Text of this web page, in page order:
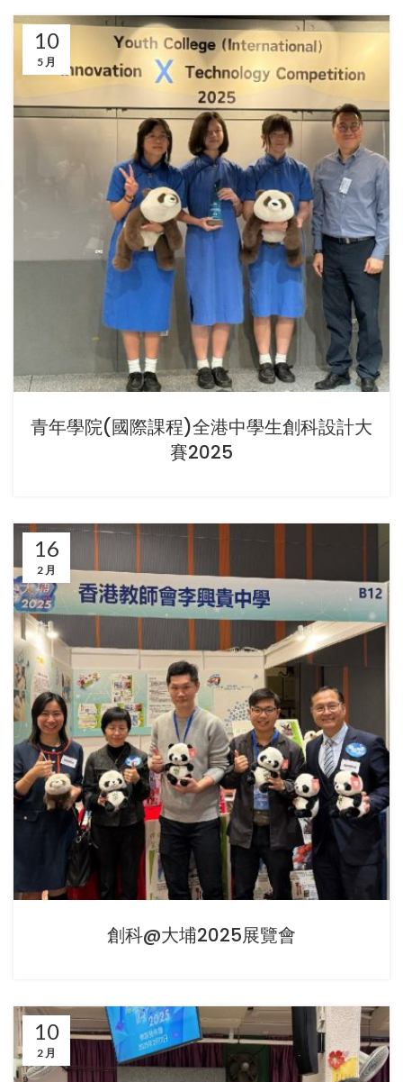
10
5 月
青年學院(國際課程)全港中學生創科設計大
賽2025
16
2 月
創科@大埔2025展覽會
10
2 月